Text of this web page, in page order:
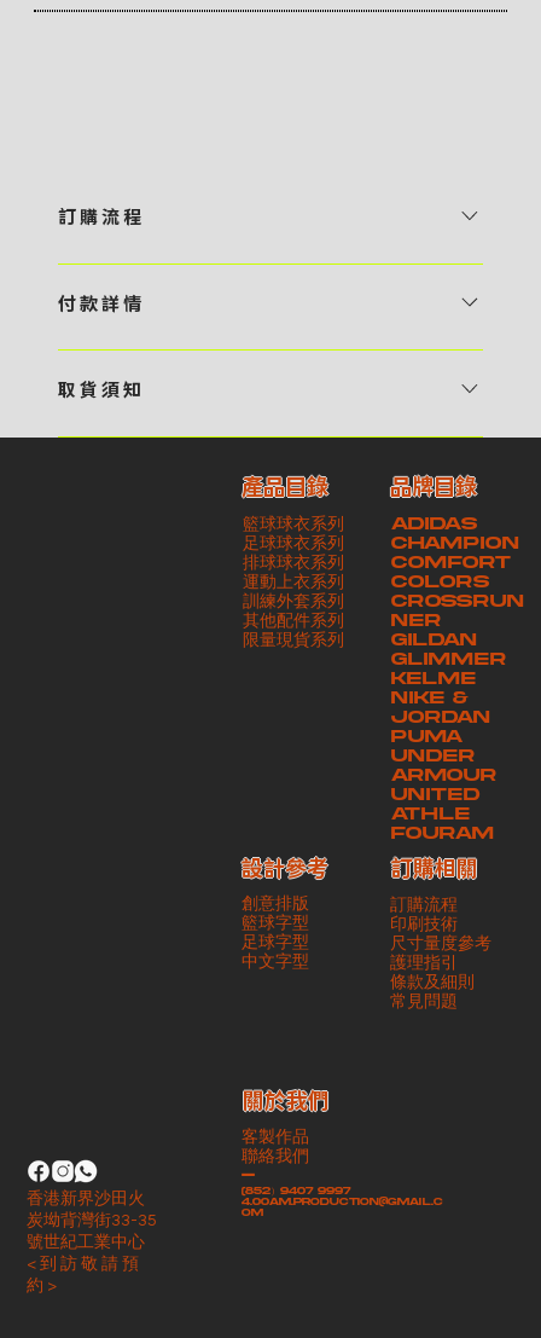
訂 購 流 程
預 約 〉，參看官網上的商品目錄和作品照片去選擇心儀的款式，同時可
報價 貴客可透過電郵方式或 WhatsApp 平台提交定製資料，4AM 團
相關價目，貴客最終確認後將獲取正式完整單據，請安排繳付貨款訂金以
啟動貨品製作 4 / 商品印製 訂金核實後，4AM 團隊將隨即開始製作 5
/ 貨品提取 商品製作完成後，4AM 團隊將聯絡貴客安排貨款餘額及提取
貨品。貴客可選擇最適合的付款方式以及取貨安排
付 款 詳 情
・ Payme ・ 現金機入數 ・ 銀行櫃檯入數 ・ ATM自動櫃員機轉帳 ・
交易單據。如貴客欲更改電郵地址，請與 4AM 團隊聯絡 - 貴客的付款
記錄可透過電郵 或 WhatsApp平台（ 請註明訂單編號 ）交予4AM 團
隊核實有關款項 - 任何轉帳或換匯交易手續費等額外費用，一概不歸屬
本公司之責任 - 貴客請於收獲本公司正式訂購單據後 3 個工作天內安排
付款。如未能按期繳付所需款項，貴客須緻交因逾期所衍生之額外行政費
取 貨 須 知
請與4AM團隊職員聯絡預約取貨時間｜​ ・ GoGoVan ｜即日完成配送
服務｜運費由貴客現金支付司機｜ ・ 順豐速運 ｜貨件運送需要多於2－
3個工作天｜到付｜​ - 貴客請於貨品可取日起之 10 個工作天內安排提取
貨品，如逾期未取，本公司將不予保存相關貨品。有關貨款訂金將不予歸
還，貴客仍須負責貨款餘額 - 貴客請於收貨時小心核對貨品數量及檢查
貨品品質 - 基於 S.F. Express / GoGoVan 等託運商為第三方服務，
本公司將保證貨品安全到達第三方手中。如第三方在運送過程中引致任何
有關貨品之遺失、損毀、誤投或運送延誤，本公司一律不負責
產品目錄
籃球球衣系列
足球球衣系列
排球球衣系列
運動上衣系列
訓練外套系列
其他配件系列
​限量現貨系列
ADIDAS
CHAMPION
COMFORT
COLORS
CROSSRUN
NER
GILDAN
GLIMMER
KELME
NIKE &
JORDAN
PUMA
UNDER
ARMOUR
UNITED
ATHLE
FOURAM
品牌目錄
創意排版
籃球字型
足球字型
​中文字型
設計參考
訂購流程
印刷技術
尺寸量度參考
護理指引
條款及細則
​常見問題
訂購相關
客製作品
聯絡我們
-
(852）9407 9997
4.00am.production@gmail.c
om
​關於我們
香港新界沙田火
炭坳背灣街33-35
號世紀工業中心
< 到 訪 敬 請 預
約 >